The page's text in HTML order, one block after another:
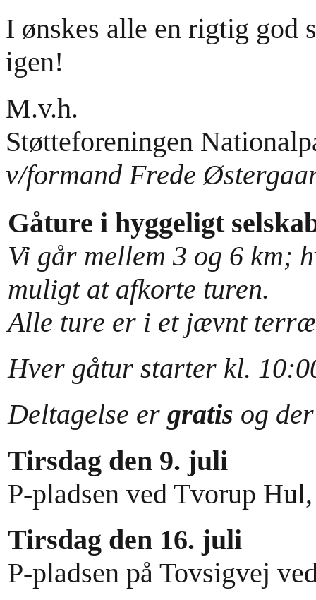
I ønskes alle en rigtig god
igen!
M.v.h.
Støtteforeningen
v/formand Frede
Gåture i hyggeligt
Vi går mellem 3 og 6 km;
muligt at afkorte turen.
Alle ture er i et jævnt
Hver gåtur starter kl.
Deltagelse er gratis og
Tirsdag den 9. juli
P-pladsen ved Tvorup
Tirsdag den 16. juli
P-pladsen på Tovsigvej